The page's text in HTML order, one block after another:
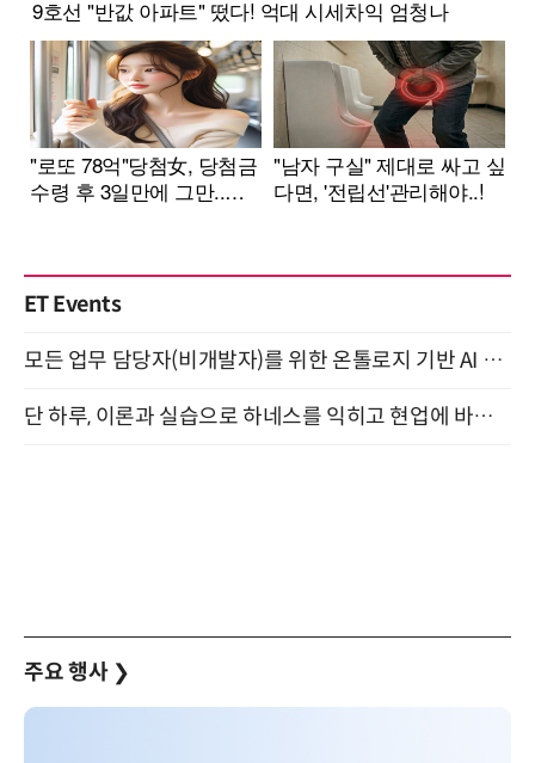
ET Events
모든 업무 담당자(비개발자)를 위한 온톨로지 기반 AI 지식체계 설계 1-day 워크숍 8월 20일 개최
단 하루, 이론과 실습으로 하네스를 익히고 현업에 바로 쓰는 핸즈온 워크숍 (8/20)
주요 행사 ❯